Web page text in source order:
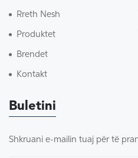
Rreth Nesh
Produktet
Brendet
Kontakt
Buletini
Shkruani e-mailin tuaj për të